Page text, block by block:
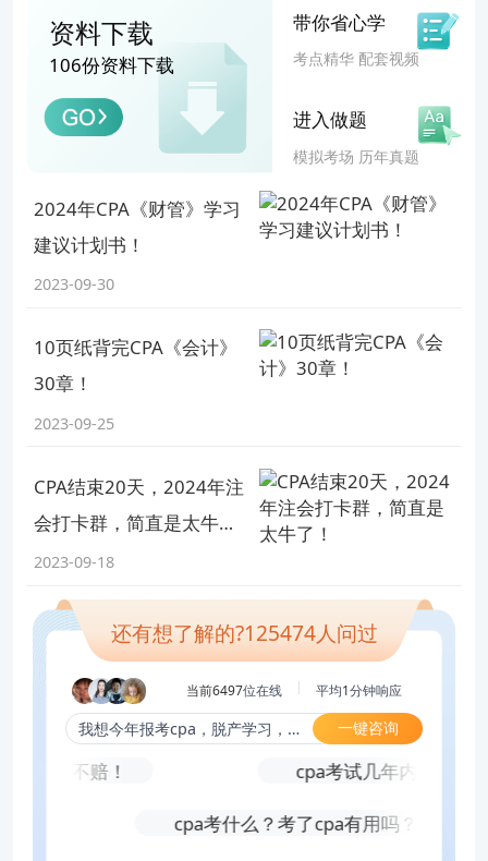
习，问题也不会太大的。这里也跟大家安利我们的宝
藏老师啦，跟着老师学，将CPA备考这一路交付给你
祝愿今年参加了CPA考试的同学，都能箭无虚发，统
最后，也提醒大家不要忘了今天的专属福利：24考季
CPA领先起跑训练营！
训练营包含：
现在不限学历、不限职业，仅需0元就能加入，与大
家共同交流学习进度，坚持六科过关！完课包邮送全
科《注会66默写本》，今年和明年都能用！
以上就是【2023年CPA六科回忆考点.PDF】的全部
内容，想要了解更多 注会考试资讯，欢迎前往高顿CP
添加老师微信
获取更多注会备考资源
相关阅读
资料下载
106份资料下载 考点精华 配套视频
带你省心学
模拟考场 历年真题
进入做题
2024年CPA《财管》学习
建议计划书！
2023-09-30
10页纸背完CPA《会计》
30章！
2023-09-25
CPA结束20天，2024年注
会打卡群，简直是太牛
了！
2023-09-18
还有想了解的?125474人问过
当前6497位在线 平均1分钟响应
我想今年报考cpa，脱产学习，报几科合适？ 一键咨询
稳赚不赔！ cpa考试几年内考完？5
cpa考什么？考了cpa有用吗？